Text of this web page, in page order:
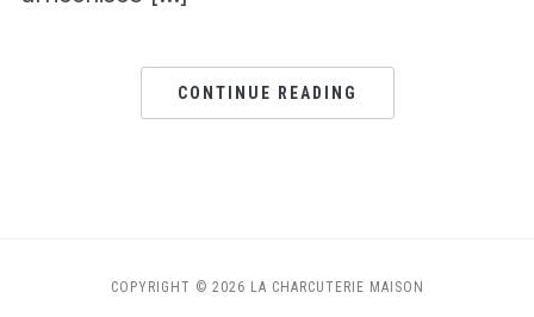
CONTINUE READING
COPYRIGHT © 2026 LA CHARCUTERIE MAISON